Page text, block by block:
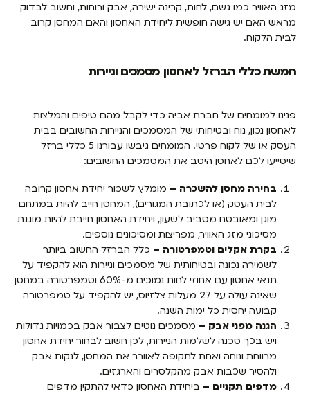
מזג האוויר כמו גשם, לחות, קרינה ישירה, אבק ורוחות, וחשוב לבדוק
מראש האם יש גישה חופשית ליחידת האחסון והאם המחסן קרוב
לבית הלקוח.
חמשת כללי הברזל לאחסון מסמכים וניירות
פנינו למומחים של חברת אביה כדי לקבל מהם טיפים והמלצות
לאחסון נכון, נוח ובטיחותי של המסמכים והניירות החשובים בבית
העסק או של לקוח פרטי. המומחים גיבשו עבורנו 5 כללי ברזל
שיסייעו לכם לאחסן היטב את המסמכים החשובים:
בחירה מחסן להשכרה – מומלץ לשכור יחידת אחסון קרובה
לבית העסק (או לכתובת המגורים), המחסן חייב להיות במתחם
מוגן ומאובטח מסביב לשעון, ויחידת האחסון חייבת להיות מוגנת
מסיכוני מזג האוויר, מפריצות ומסיכונים נוספים.
בקרת אקלים וטמפרטורה – כלל הברזל החשוב ביותר
לשמירה נכונה ובטיחותית של מסמכים וניירות הוא להקפיד על
תנאי אחסון עם אחוזי לחות נמוכים מ-60% וטמפרטורה במחסן
שאינה עולה על 27 מעלות צלזיוס, יש להקפיד על טמפרטורה
קבועה יחסית כל ימות השנה.
הגנה מפני אבק – מסמכים נוטים לצבור אבק בכמויות גדולות
ויש בכך סכנה לשלמות הניירות, לכן חשוב לבחור יחידת אחסון
מרווחת ונוחה ואחת לתקופה לאוורר את המחסן, לנקות אבק
ולהסיר שכבות אבק מהקלסרים והארגזים.
מדפים תקניים – ביחידת האחסון כדאי להתקין מדפים